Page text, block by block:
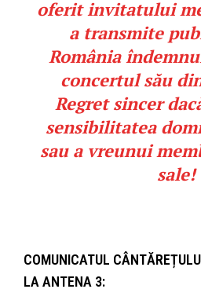
oferit invitatului
a transmite
România
concertul său
Regret sincer
sensibilitatea
sau a vreunui
sale!
COMUNICATUL
LA ANTENA 3: